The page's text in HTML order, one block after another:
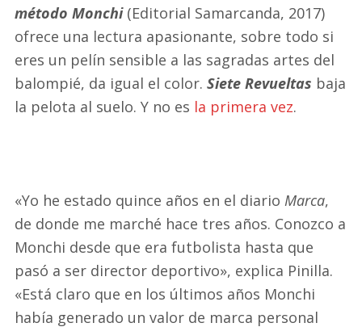
método Monchi(Editorial Samarcanda, 2017)
ofrece una lectura apasionante, sobre todo si
eres un pelín sensible a las sagradas artes del
balompié, da igual el color. Siete Revueltas baja
la pelota al suelo. Y no es la primera vez.
«Yo he estado quince años en el diario Marca,
de donde me marché hace tres años. Conozco a
Monchi desde que era futbolista hasta que
pasó a ser director deportivo», explica Pinilla.
«Está claro que en los últimos años Monchi
había generado un valor de marca personal